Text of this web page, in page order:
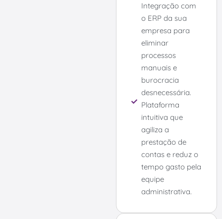
Integração com
o ERP da sua
empresa para
eliminar
processos
manuais e
burocracia
desnecessária.
Plataforma
intuitiva que
agiliza a
prestação de
contas e reduz o
tempo gasto pela
equipe
administrativa.